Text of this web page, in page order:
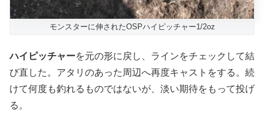
モンスターに伸されたOSPハイピッチャー1/2oz
ハイピッチャーを元の形に戻し、ラインをチェックして結
び直した。アタリのあった周辺へ再度キャストをする。続
けて何度も釣れるものではないが、淡い期待をもって投げ
る。